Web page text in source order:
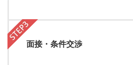
面接・条件交渉